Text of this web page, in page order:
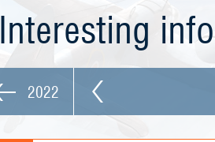
Interesting
2022